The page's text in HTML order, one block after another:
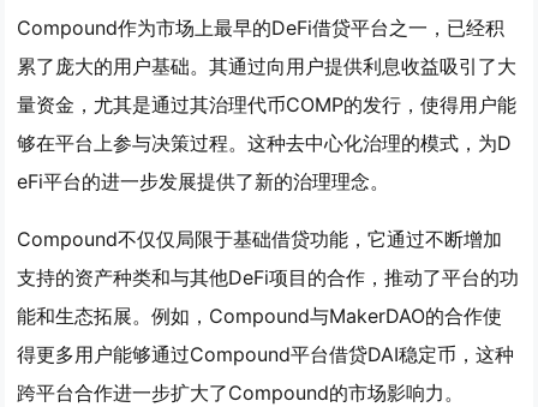
Compound作为市场上最早的DeFi借贷平台之一，已经积
累了庞大的用户基础。其通过向用户提供利息收益吸引了大
量资金，尤其是通过其治理代币COMP的发行，使得用户能
够在平台上参与决策过程。这种去中心化治理的模式，为D
eFi平台的进一步发展提供了新的治理理念。
Compound不仅仅局限于基础借贷功能，它通过不断增加
支持的资产种类和与其他DeFi项目的合作，推动了平台的功
能和生态拓展。例如，Compound与MakerDAO的合作使
得更多用户能够通过Compound平台借贷DAI稳定币，这种
跨平台合作进一步扩大了Compound的市场影响力。